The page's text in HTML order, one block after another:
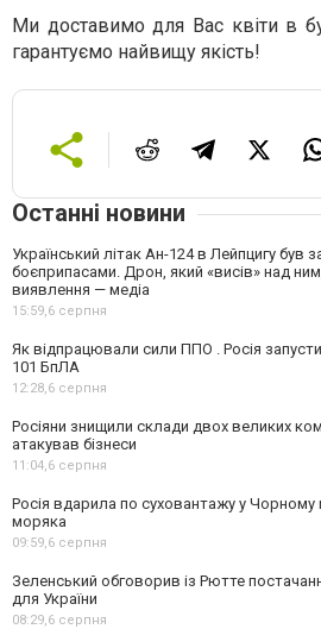
Ми доставимо для Вас квіти в
гарантуємо найвищу якість!
Останні новини
Український літак Ан-124 в Лейпцигу був
боєприпасами. Дрон, який «висів» над
виявлення — медіа
15:59,6 серпня
Як відпрацювали сили ППО . Росія
101 БпЛА
12:28,6 серпня
Росіяни знищили склади двох великих
атакував бізнеси
11:04,6 серпня
Росія вдарила по суховантажу у Чорному
моряка
09:59,6 серпня
Зеленський обговорив із Рютте
для України
08:29,6 серпня